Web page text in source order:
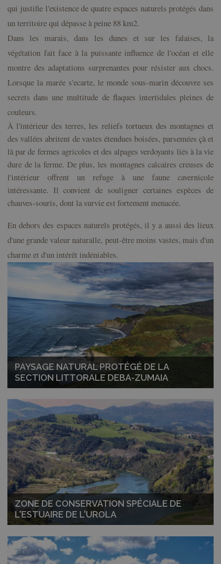
qui justifie l'existence de quatre espaces naturels protégés dans
un territoire qui dépasse à peine 88 km2.
Dans les marais, dans les dunes et sur les falaises, la
végétation fait face à la puissante influence de l'océan et elle
montre des adaptations surprenantes pour résister aux chocs.
Lorsque la marée s'ecarte, le monde sous-marin découvre ses
secrets dans une multitude de flaques intertidales pleines de
couleurs.
À l'intérieur des terres, les reliefs tortueux des montagnes et
des vallées abritent de vastes étendues boisées, parsemées çà et
là par de fermes agricoles et des alpages verdoyants liés à la vie
dure de la ferme. De plus, les montagnes calcaires creuses de
l'intérieur offrent un refuge à une faune cavernicole
intéressante. Il convient de souligner certaines espèces de
chauves-souris, dont la survie est fortement menacée.
En dehors des espaces naturels protégés, il y a aussi des lieux
d'une grande valeur naturalle, peut-être moins vastes, mais d'un
charme et d'un intérêt indéniables.
PAYSAGE NATURAL PROTÉGÉ DE LA
SECTION LITTORALE DEBA-ZUMAIA
ZONE DE CONSERVATION SPÉCIALE DE
L'ESTUAIRE DE L'UROLA